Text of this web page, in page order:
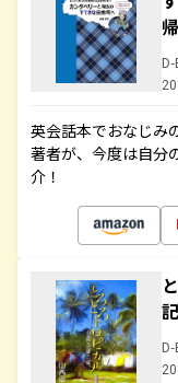
英会話本でおなじみ
著者が、今度は自分
介！